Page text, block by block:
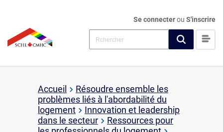
Se connecterou S'inscrire
Accueil
Résoudre ensemble les
problèmes liés à l'abordabilité du
logement
Innovation et leadership
dans le secteur
Ressources pour